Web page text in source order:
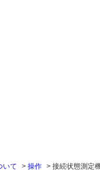
いて > 操作 > 接続状態測定